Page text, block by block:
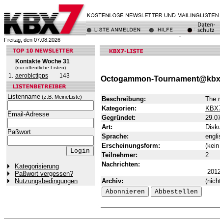
Freitag, den 07.08.2026
Kontakte Woche 31
(nur öffentliche-Listen)
1. aerobictipps 143
Listenname (z.B. MeineListe)
Email-Adresse
Paßwort
Kategorisierung
Paßwort vergessen?
Nutzungsbedingungen
Octogammon-
Beschreibung:
The
Kategorien:
Gegründet:
Art:
Sprache:
Erscheinungsform:
Teilnehmer:
2
Nachrichten:
Archiv: